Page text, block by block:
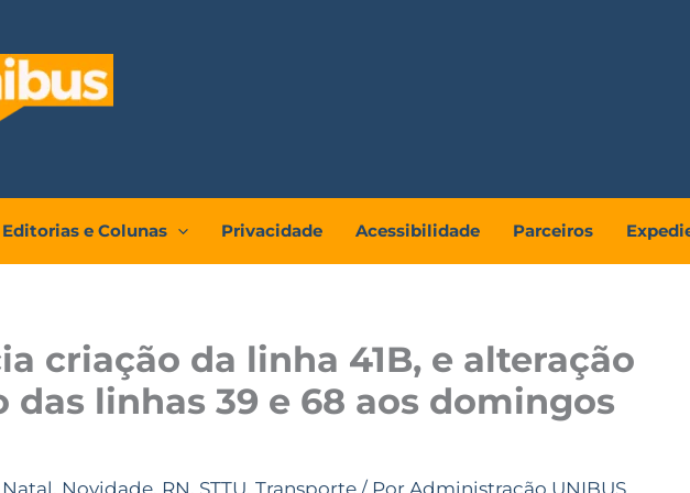
Editorias e Colunas Privacidade Acessibilidade Parceiros
criação da linha 41B, e alteração
linhas 39 e 68 aos domingos
Natal, Novidade, RN, STTU, Transporte / Por Administração UNIBUS